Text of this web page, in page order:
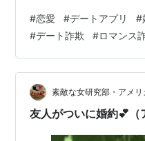
は少なめ。 お昼前くらい
右にスワイプして夜まで
を開いてみると、数人の
の男性と過去に経験はな
演していそうなイケメン
を求めてる？」と英語で…
#恋愛 #デートアプリ #
#デート詐欺 #ロマンス
素敵な女研究部・アメリ
友人がついに婚約💕（